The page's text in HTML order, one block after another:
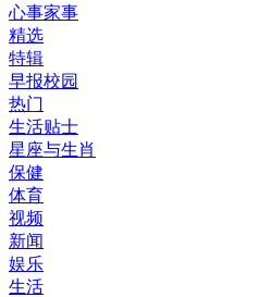
心事家事
精选
特辑
早报校园
热门
生活贴士
星座与生肖
保健
体育
视频
新闻
娱乐
生活